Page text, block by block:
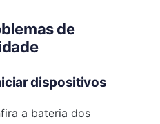
de
dispositivos
a bateria dos